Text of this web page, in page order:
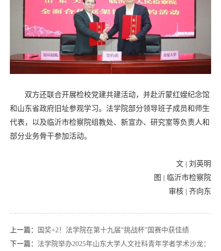
双方还联合开展检校党建共建活动，并赴沂蒙红嫂纪念馆
和山东省政府旧址参观学习。法学院部分领导班子成员和师生
代表，以及临沂市检察院组教处、新宣办、研究室等负责人和
部分业务骨干参加活动。
文 | 刘英明
图 | 临沂市检察院
审核 | 齐向东
上一篇：
国奖+2！法学院在第十九届“挑战杯”国赛中获佳绩
下一篇： 法学院举办2025年山东大学人文社科青年学者学术沙龙：